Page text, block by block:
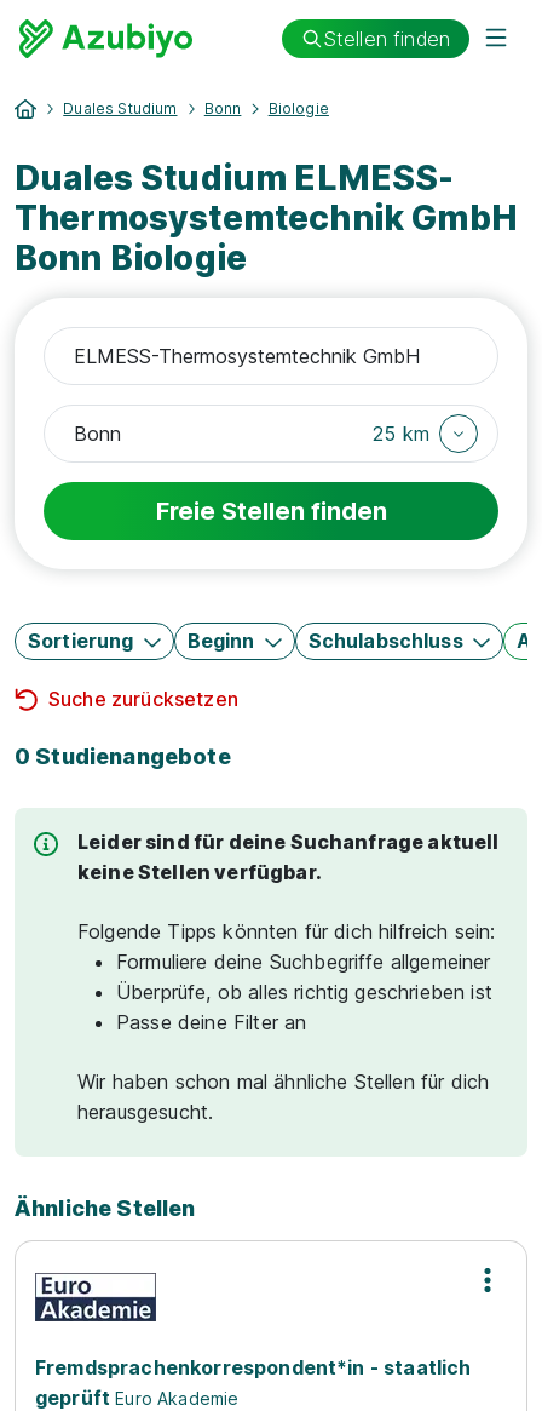
Stellen finden
Duales Studium Bonn Biologie
Duales Studium ELMESS-
Thermosystemtechnik GmbH
Bonn Biologie
25 km
Freie Stellen finden
Sortierung Beginn Schulabschluss
Suche zurücksetzen
0 Studienangebote
Leider sind für deine Suchanfrage aktuell
keine Stellen verfügbar.
Folgende Tipps könnten für dich hilfreich sein:
Formuliere deine Suchbegriffe allgemeiner
Überprüfe, ob alles richtig geschrieben ist
Passe deine Filter an
Wir haben schon mal ähnliche Stellen für dich
herausgesucht.
Ähnliche Stellen
Fremdsprachenkorrespondent*in - staatlich
geprüft Euro Akademie